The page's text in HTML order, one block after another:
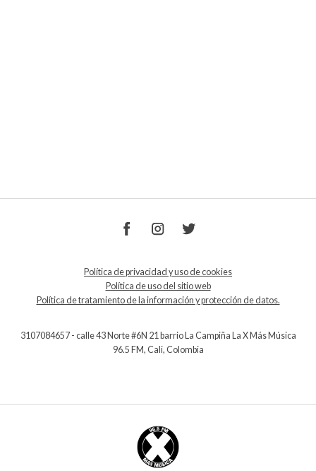
Política de privacidad y uso de cookies
Política de uso del sitio web
Política de tratamiento de la información y protección de datos.
3107084657 - calle 43 Norte #6N 21 barrio La Campiña La X Más Música
96.5 FM, Cali, Colombia